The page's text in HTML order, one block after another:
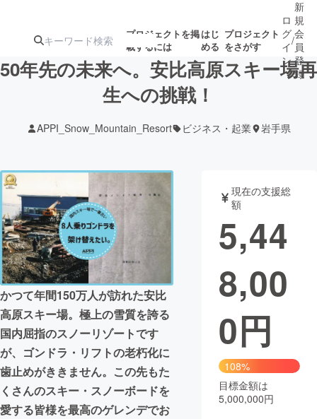
プロジェクトを掲
載するには
はじ
める
プロジェクト
をさがす
ジェクト
ターン
ジェクト
募集終了が近いプ
ロジェクト
もうすぐ公開
されます
アート・写真 音楽
テクノロジー・ガジェット ゲーム・サ
映像・映画
ビジネス・起業
まちづくり・地域活性化
CAMPFIRE for Social Good
CAMPFIRE Creation
CAMPFIREふるさと納税machi-ya コミュニティ
ロ
グ
イ
ン
/
新
規
会
員
登
録
50年先の未来へ。安比高原スキー場再
生への挑戦！
APPI_Snow_Mountain_Resort ビジネス・起業 岩手県
かつて年間150万人が訪れた安比
高原スキー場。極上の雪質を誇る
国内屈指のスノーリゾートです
が、ゴンドラ・リフトの老朽化に
歯止めがききません。この先もた
くさんのスキー・スノーボードを
愛する皆様を最高のゲレンデでお
現在の支援総
額
5,44
8,00
0円
108%
目標金額は
5,000,000円